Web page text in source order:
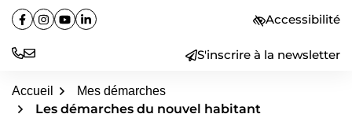
Aller
au
contenu
S'inscrire à la newsletter
Facebook
(ouverture dans un nouvel onglet)
Instagram
(ouverture dans un nouvel onglet)
YouTube
(ouverture dans un nouvel onglet)
Linkedin
(ouverture dans un nouvel onglet) Accessibilité
Accueil Mes démarches
Les démarches du nouvel habitant